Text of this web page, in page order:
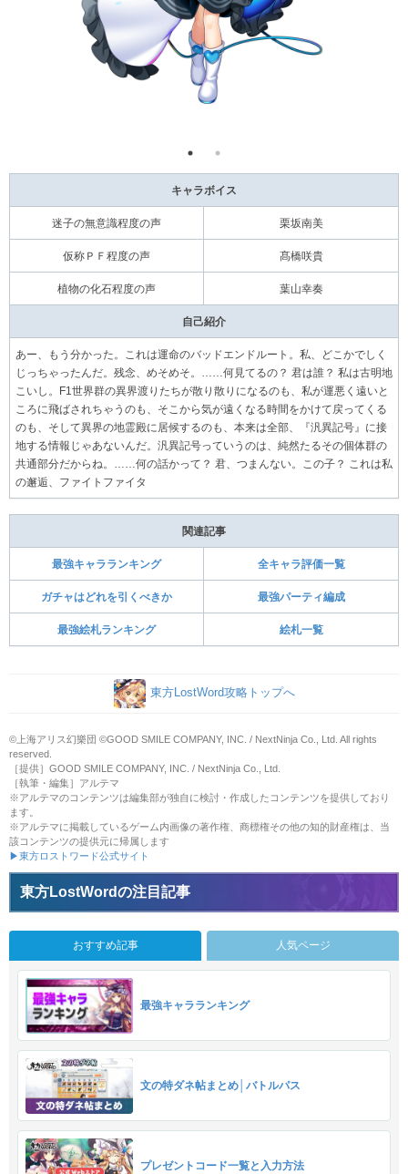
キャラボイス
迷子の無意識程度の声 栗坂南美
仮称ＰＦ程度の声 髙橋咲貴
植物の化石程度の声 葉山幸奏
自己紹介
あー、もう分かった。これは運命のバッドエンドルート。私、どこかでしく
じっちゃったんだ。残念、めそめそ。……何見てるの？ 君は誰？ 私は古明地
こいし。F1世界群の異界渡りたちが散り散りになるのも、私が運悪く遠いと
ころに飛ばされちゃうのも、そこから気が遠くなる時間をかけて戻ってくる
のも、そして異界の地霊殿に居候するのも、本来は全部、『汎異記号』に接
地する情報じゃあないんだ。汎異記号っていうのは、純然たるその個体群の
共通部分だからね。……何の話かって？ 君、つまんない。この子？ これは私
の邂逅、ファイトファイタ
関連記事
最強キャラランキング 全キャラ評価一覧
ガチャはどれを引くべきか 最強パーティ編成
最強絵札ランキング 絵札一覧
東方LostWord攻略トップへ
©上海アリス幻樂団 ©GOOD SMILE COMPANY, INC. / NextNinja Co., Ltd. All rights
reserved.
［提供］GOOD SMILE COMPANY, INC. / NextNinja Co., Ltd.
［執筆・編集］アルテマ
※アルテマのコンテンツは編集部が独自に検討・作成したコンテンツを提供しており
ます。
※アルテマに掲載しているゲーム内画像の著作権、商標権その他の知的財産権は、当
該コンテンツの提供元に帰属します
▶東方ロストワード公式サイト
東方LostWordの注目記事
おすすめ記事 人気ページ
最強キャラランキング
文の特ダネ帖まとめ│バトルパス
プレゼントコード一覧と入力方法